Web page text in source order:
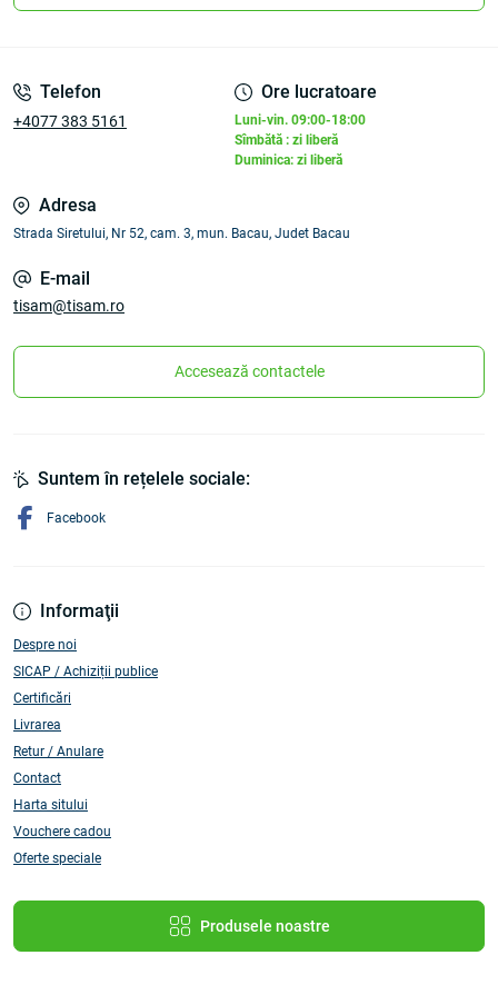
Telefon
+4077 383 5161
Ore lucratoare
Luni-vin. 09:00-18:00
Sîmbătă : zi liberă
Duminica: zi liberă
Adresa
Strada Siretului, Nr 52, cam. 3, mun. Bacau, Judet Bacau
E-mail
tisam@tisam.ro
Accesează contactele
Informaţii
Despre noi
SICAP / Achiziții publice
Certificări
Livrarea
Retur / Anulare
Contact
Harta sitului
Vouchere cadou
Oferte speciale
Produsele noastre
Suntem în rețelele sociale:
Facebook